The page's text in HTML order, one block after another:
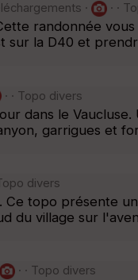
· · ·
randonnée
sur la D40 et
· · Topo divers
dans le
garrigues et
divers
Ce topo présente
du village sur
· · Topo divers